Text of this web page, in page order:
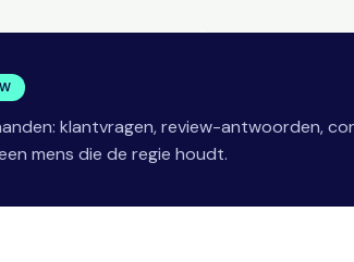
klantvragen, review-antwoorden,
mens die de regie houdt.